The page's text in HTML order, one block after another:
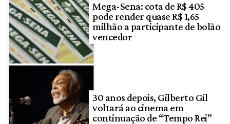
Mega-Sena: cota de R$ 405
pode render quase R$ 1,65
milhão a participante de bolão
vencedor
30 anos depois, Gilberto Gil
voltará ao cinema em
continuação de “Tempo Rei”